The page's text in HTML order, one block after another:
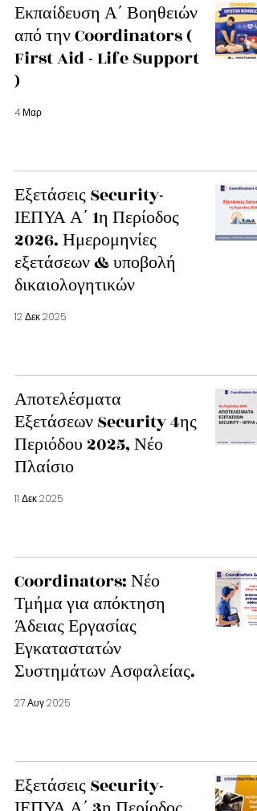
Εκπαίδευση Α΄ Βοηθειών
από την Coordinators (
First Aid - Life Support
)
4 Μαρ
Εξετάσεις Security-
ΙΕΠΥΑ Α΄ 1η Περίοδος
2026. Ημερομηνίες
εξετάσεων & υποβολή
δικαιολογητικών
12 Δεκ 2025
Αποτελέσματα
Εξετάσεων Security 4ης
Περιόδου 2025, Νέο
Πλαίσιο
11 Δεκ 2025
Coordinators: Νέο
Τμήμα για απόκτηση
Άδειας Εργασίας
Εγκαταστατών
Συστημάτων Ασφαλείας.
27 Αυγ 2025
Εξετάσεις Security-